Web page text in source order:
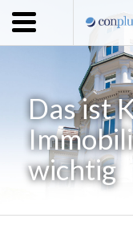
Home
Unternehmen
Leistungen
Immobilienangebote
News
Das ist
wichtig